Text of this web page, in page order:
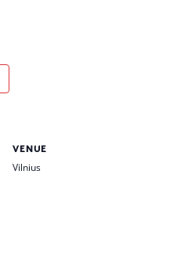
VENUE
Vilnius